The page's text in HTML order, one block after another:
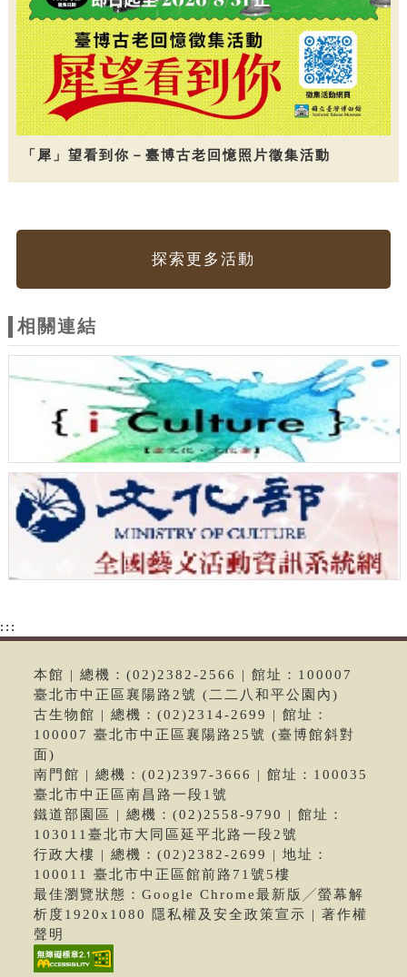
「犀」望看到你－臺博古老回憶照片徵集活動
探索更多活動
相關連結
:::
本館 | 總機：(02)2382-2566 | 館址：100007
臺北市中正區襄陽路2號 (二二八和平公園內)
古生物館 | 總機：(02)2314-2699 | 館址：
100007 臺北市中正區襄陽路25號 (臺博館斜對
面)
南門館 | 總機：(02)2397-3666 | 館址：100035
臺北市中正區南昌路一段1號
鐵道部園區 | 總機：(02)2558-9790 | 館址：
103011臺北市大同區延平北路一段2號
行政大樓 | 總機：(02)2382-2699 | 地址：
100011 臺北市中正區館前路71號5樓
最佳瀏覽狀態：Google Chrome最新版╱螢幕解
析度1920x1080 隱私權及安全政策宣示 | 著作權
聲明